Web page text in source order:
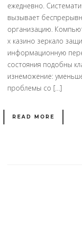
ежедневно.
вызывает
организацию.
х казино зеркало
информационную
состояния подобны
изнеможение:
проблемы со […]
READ MORE